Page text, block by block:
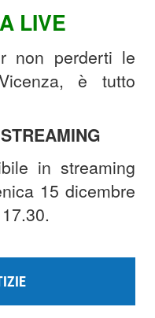
LIVE
non perderti le
è tutto
in streaming
15 dicembre